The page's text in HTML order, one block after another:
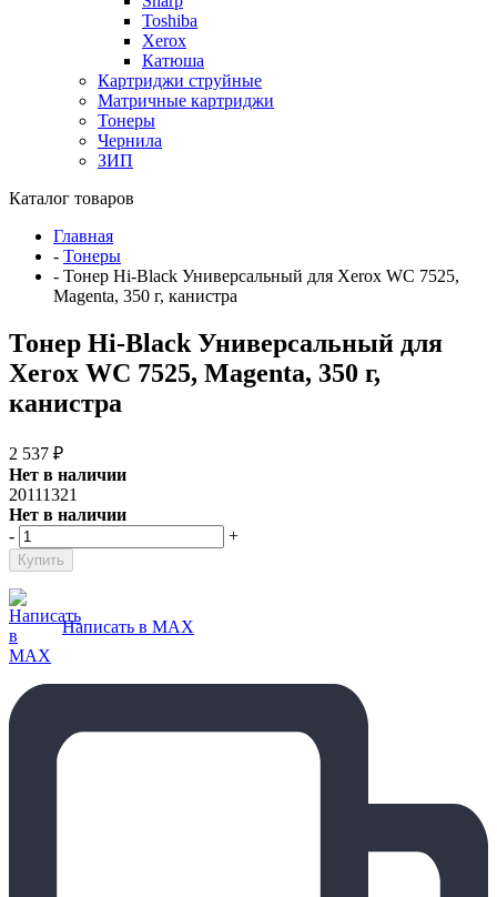
Toshiba
Xerox
Катюша
Картриджи струйные
Матричные картриджи
Тонеры
Чернила
ЗИП
Каталог товаров
Главная
- Тонеры
- Тонер Hi-Black Универсальный для Xerox WC 7525,
Magenta, 350 г, канистра
Тонер Hi-Black Универсальный для
Xerox WC 7525, Magenta, 350 г,
канистра
2 537 ₽
Нет в наличии
20111321
Нет в наличии
-
+
Написать в MAX